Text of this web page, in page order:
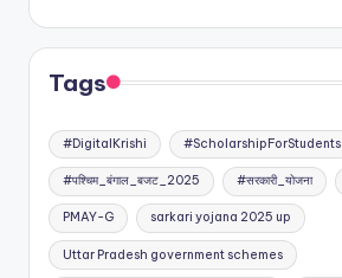
Tags
#DigitalKrishi #ScholarshipForStudents
#पश्चिम_बंगाल_बजट_2025 #सरकारी_योजना
PMAY-G sarkari yojana 2025 up
Uttar Pradesh government schemes